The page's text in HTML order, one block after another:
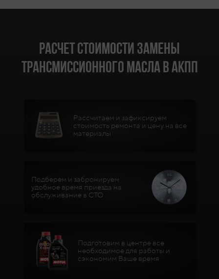
Расчет стоимости замены
трансмиссионного масла в АКПП
Рассчитаем и зафиксируем
стоимость ремонта и цену на все
материалы
Подберем и забронируем
удобное время приезда на
обслуживание в СТО
Подготовим в центре все
необходимое для работы и
сэкономим Ваше время